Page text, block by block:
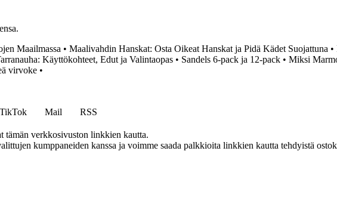
Maailmassa • Maalivahdin Hanskat: Osta Oikeat Hanskat ja Pidä Kädet Suojattuna •
Käyttökohteet, Edut ja Valintaopas • Sandels 6-pack ja 12-pack • Miksi
virvoke •
TikTok Mail
RSS
tämän verkkosivuston linkkien kautta.
kumppaneiden kanssa ja voimme saada palkkioita linkkien kautta tehdyistä